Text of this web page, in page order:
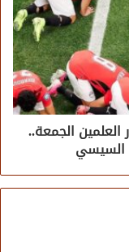
الجمعة..
السيسي